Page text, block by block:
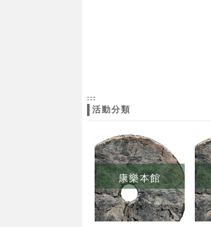
:::
活動分類
康樂本館